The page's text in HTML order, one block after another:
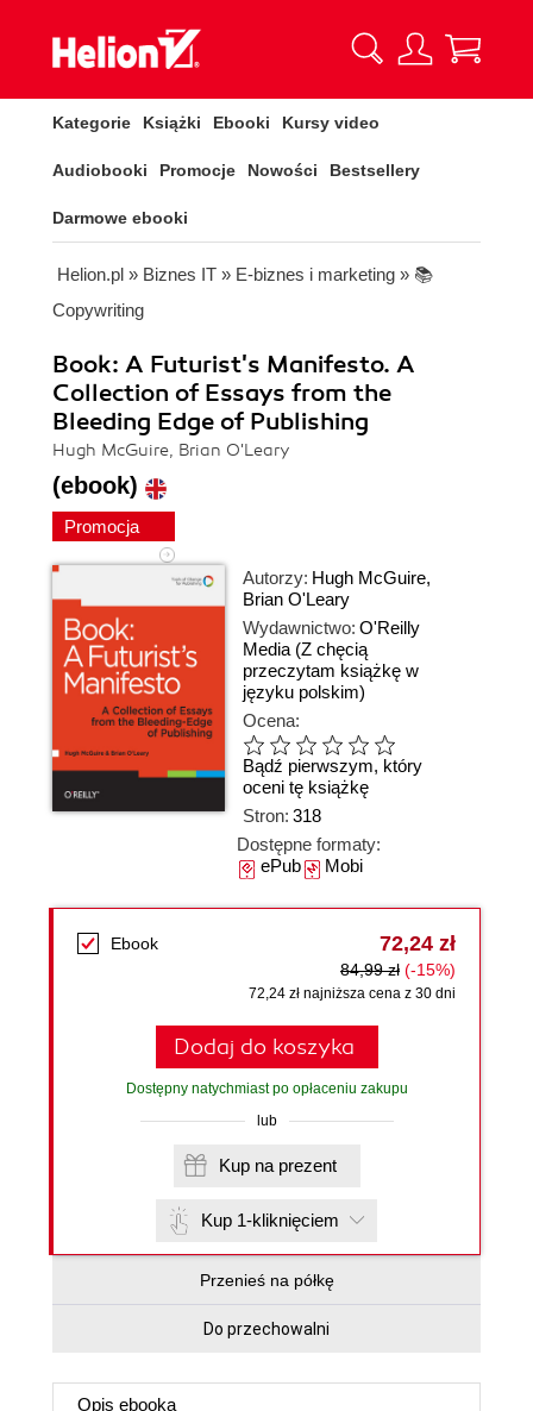
Kategorie Książki Ebooki Kursy video
Audiobooki Promocje Nowości Bestsellery
Darmowe ebooki
Helion.pl » Biznes IT » E-biznes i marketing » 📚
Copywriting
Book: A Futurist's Manifesto. A
Collection of Essays from the
Bleeding Edge of Publishing
Hugh McGuire, Brian O'Leary
(ebook)
Promocja
Autorzy: Hugh McGuire,
Brian O'Leary
Wydawnictwo: O'Reilly
Media (Z chęcią
przeczytam książkę w
języku polskim)
Ocena:
Bądź pierwszym, który
oceni tę książkę
Stron: 318
Dostępne formaty:
ePubMobi
Ebook 72,24 zł
84,99 zł (-15%)
72,24 zł najniższa cena z 30 dni
Dodaj do koszyka
Dostępny natychmiast po opłaceniu zakupu
lub
Kup na prezent
Kup 1-kliknięciem
Przenieś na półkę
Do przechowalni
Opis ebooka